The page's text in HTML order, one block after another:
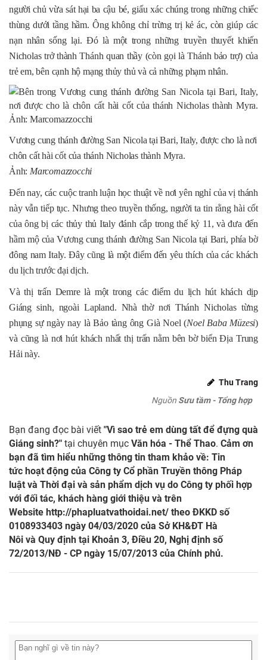
người chủ vừa sát hại ba cậu bé, giấu xác chúng trong những chiếc
thùng dưới tầng hầm. Ông không chỉ trừng trị kẻ ác, còn giúp các
nạn nhân sống lại. Đó là một trong những truyền thuyết khiến
Nicholas trở thành Thánh quan thầy (còn gọi là Thánh bảo trợ) của
trẻ em, bên cạnh hộ mạng thủy thủ và cả những phạm nhân.
Vương cung thánh đường San Nicola tại Bari, Italy, được cho là nơi
chôn cất hài cốt của thánh Nicholas thành Myra.
Ảnh: Marcomazzocchi
Đến nay, các cuộc tranh luận học thuật về nơi yên nghỉ của vị thánh
này vẫn tiếp tục. Nhưng theo truyền thống, người ta tin rằng hài cốt
của ông bị các thủy thủ Italy đánh cắp trong thế kỷ 11, và đưa đến
hầm mộ của Vương cung thánh đường San Nicola tại Bari, phía bờ
đông nam Italy. Đây cũng là một điểm đến yêu thích của các khách
du lịch trước đại dịch.
Và thị trấn Demre là một trong các điểm du lịch hút khách dịp
Giáng sinh, ngoài Lapland. Nhà thờ nơi Thánh Nicholas từng
phụng sự ngày nay là Bảo tàng ông Già Noel (Noel Baba Müzesi)
và cũng là nơi hút khách nhất thị trấn nằm bên bờ biển Địa Trung
Hải này.
Thu Trang
Nguồn Sưu tầm - Tổng hợp
Bạn đang đọc bài viết "Vì sao trẻ em dùng tất để đựng quà
Giáng sinh?" tại chuyên mục Văn hóa - Thể Thao. Cảm ơn
bạn đã tìm hiểu những thông tin tham khảo về: Tin
tức hoạt động của Công ty Cổ phần Truyền thông Pháp
luật và Thời đại và sản phẩm dịch vụ do Công ty phối hợp
với đối tác, khách hàng giới thiệu và trên
Website http://phapluatvathoidai.net/ theo ĐKKD số
0108933403 ngày 04/03/2020 của Sở KH&ĐT Hà
Nôi và Quy định tại Khoản 3, Điều 20, Nghị định số
72/2013/NĐ - CP ngày 15/07/2013 của Chính phủ.